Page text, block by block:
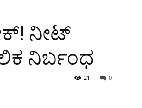
ನೀಟ್
ನಿರ್ಬಂಧ
0
21